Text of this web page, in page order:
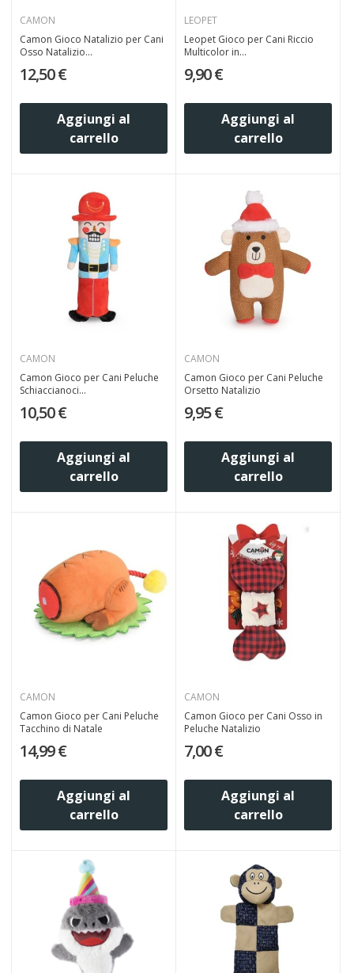
CAMON
Camon Gioco Natalizio per Cani
Osso Natalizio...
12,50 €
Aggiungi al
carrello
LEOPET
Leopet Gioco per Cani Riccio
Multicolor in...
9,90 €
Aggiungi al
carrello
CAMON
Camon Gioco per Cani Peluche
Schiaccianoci...
10,50 €
Aggiungi al
carrello
CAMON
Camon Gioco per Cani Peluche
Orsetto Natalizio
9,95 €
Aggiungi al
carrello
CAMON
Camon Gioco per Cani Peluche
Tacchino di Natale
14,99 €
Aggiungi al
carrello
CAMON
Camon Gioco per Cani Osso in
Peluche Natalizio
7,00 €
Aggiungi al
carrello